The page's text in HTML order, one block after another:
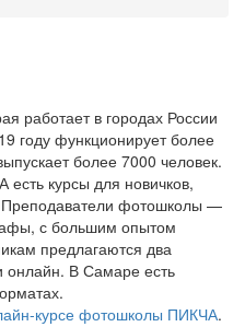
работает в городах России
году функционирует более
более 7000 человек.
курсы для новичков,
фотошколы —
с большим опытом
предлагаются два
В Самаре есть
курсе фотошколы ПИКЧА.